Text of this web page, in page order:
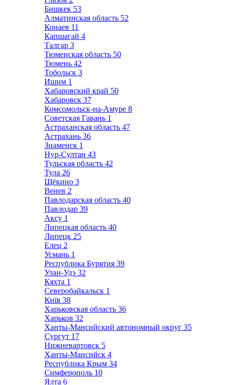
Бишкек 53
Алматинская область 52
Конаев 11
Капшагай 4
Талгар 3
Тюменская область 50
Тюмень 42
Тобольск 3
Ишим 1
Хабаровский край 50
Хабаровск 37
Комсомольск-на-Амуре 8
Советская Гавань 1
Астраханская область 47
Астрахань 36
Знаменск 1
Нур-Султан 43
Тульская область 42
Тула 26
Щёкино 3
Венев 2
Павлодарская область 40
Павлодар 39
Аксу 1
Липецкая область 40
Липецк 25
Елец 2
Усмань 1
Республика Бурятия 39
Улан-Удэ 32
Кяхта 1
Северобайкальск 1
Київ 38
Харьковская область 36
Харьков 32
Ханты-Мансийский автономный округ 35
Сургут 17
Нижневартовск 5
Ханты-Мансийск 4
Республика Крым 34
Симферополь 10
Ялта 6